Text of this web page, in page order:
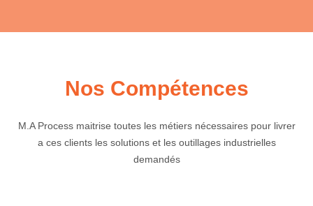
Nos Compétences
M.A Process maitrise toutes les métiers nécessaires pour livrer
a ces clients les solutions et les outillages industrielles
demandés